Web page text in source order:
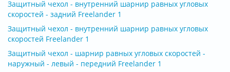
Защитный чехол - внутренний шарнир равных угловых
скоростей - задний Freelander 1
Защитный чехол - внутренний шарнир равных угловых
скоростей Freelander 1
Защитный чехол - шарнир равных угловых скоростей -
наружный - левый - передний Freelander 1